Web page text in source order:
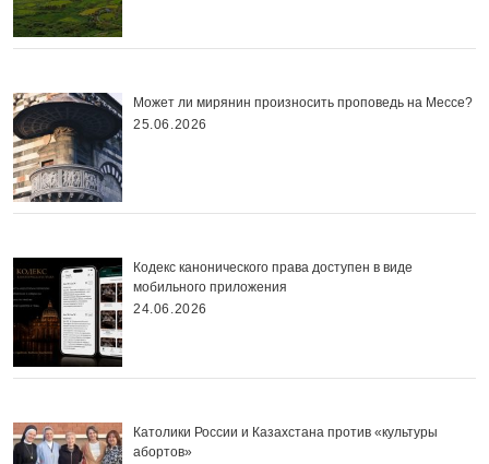
Может ли мирянин произносить проповедь на Мессе?
25.06.2026
Кодекс канонического права доступен в виде
мобильного приложения
24.06.2026
Католики России и Казахстана против «культуры
абортов»